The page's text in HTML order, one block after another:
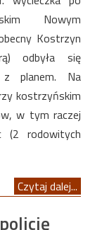
Nowym
Kostrzyn
odbyła się
z planem. Na
kostrzyńskim
w tym raczej
(2 rodowitych
Czytaj dalej...